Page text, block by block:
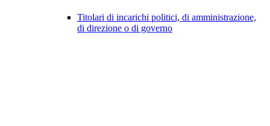
Titolari di incarichi politici, di amministrazione,
di direzione o di governo